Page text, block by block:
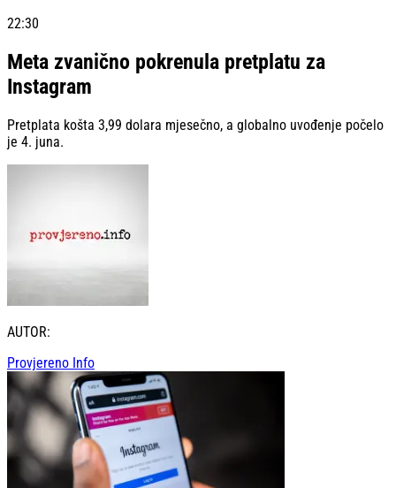
22:30
Meta zvanično pokrenula pretplatu za
Instagram
Pretplata košta 3,99 dolara mjesečno, a globalno uvođenje počelo
je 4. juna.
AUTOR:
Provjereno Info